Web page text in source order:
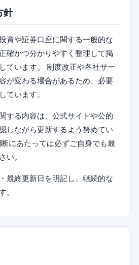
針
資や証券口座に関する一般的な
確かつ分かりやすく整理して掲
ています。 制度改正や各社サー
が変わる場合があるため、必要
ています。
する内容は、公式サイトや公的
しながら更新するよう努めてい
にあたっては必ずご自身でも最
い。
最終更新日を明記し、継続的な
。